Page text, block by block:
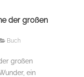
der großen
Buch
großen
ein